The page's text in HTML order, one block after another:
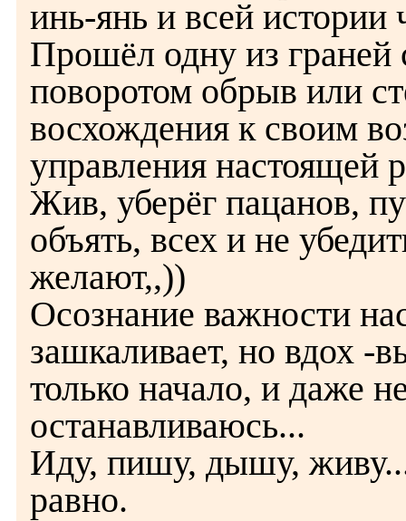
инь-янь и всей истории
Прошёл одну из граней
поворотом обрыв или
восхождения к своим
управления настоящей
Жив, уберёг пацанов,
объять, всех и не
желают,,))
Осознание важности
зашкаливает, но вдох -
только начало, и даже
останавливаюсь...
Иду, пишу, дышу,
равно.